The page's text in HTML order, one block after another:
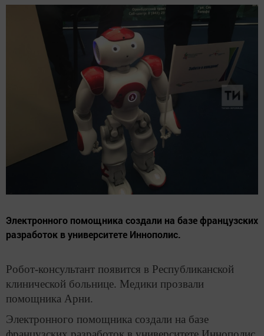
Электронного помощника создали на базе французских
разработок в университете Иннополис.
Робот-консультант появится в Республиканской
клинической больнице. Медики прозвали
помощника Арни.
Электронного помощника создали на базе